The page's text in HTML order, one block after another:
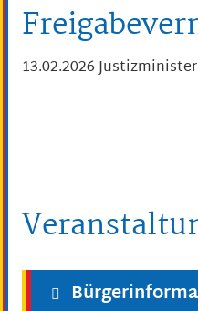
13.02.2026